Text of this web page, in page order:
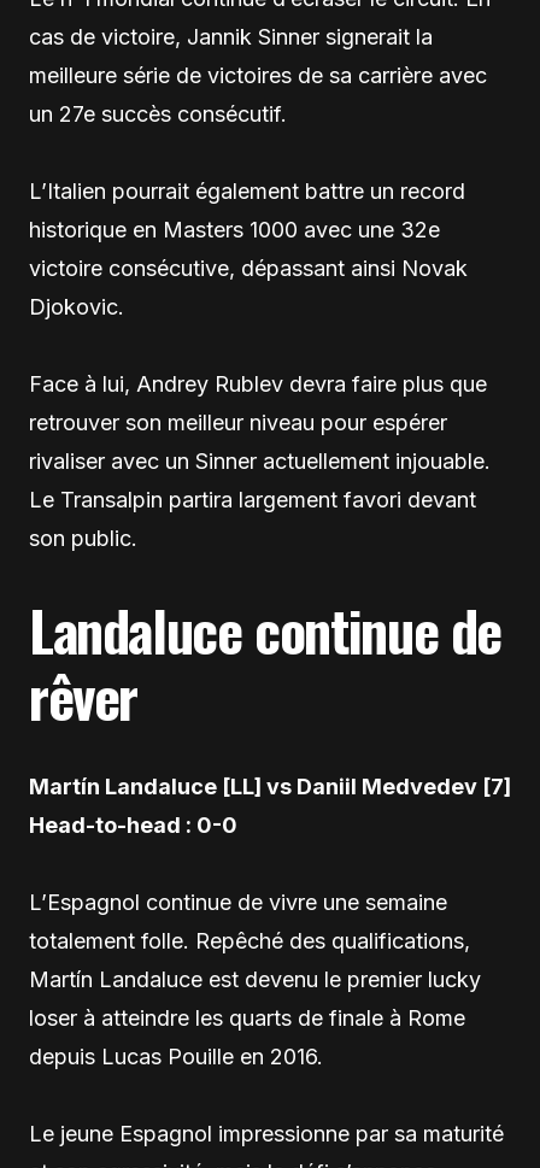
cas de victoire, Jannik Sinner signerait la
meilleure série de victoires de sa carrière avec
un 27e succès consécutif.
L’Italien pourrait également battre un record
historique en Masters 1000 avec une 32e
victoire consécutive, dépassant ainsi Novak
Djokovic.
Face à lui, Andrey Rublev devra faire plus que
retrouver son meilleur niveau pour espérer
rivaliser avec un Sinner actuellement injouable.
Le Transalpin partira largement favori devant
son public.
Landaluce continue de
rêver
Martín Landaluce [LL] vs Daniil Medvedev [7]
Head-to-head : 0-0
L’Espagnol continue de vivre une semaine
totalement folle. Repêché des qualifications,
Martín Landaluce est devenu le premier lucky
loser à atteindre les quarts de finale à Rome
depuis Lucas Pouille en 2016.
Le jeune Espagnol impressionne par sa maturité